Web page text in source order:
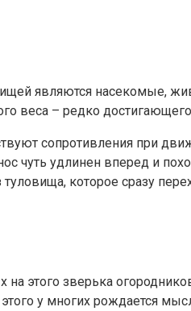
являются насекомые,
веса – редко
сопротивления при
чуть удлинен вперед и
туловища, которое сразу
этого зверька
у многих рождается